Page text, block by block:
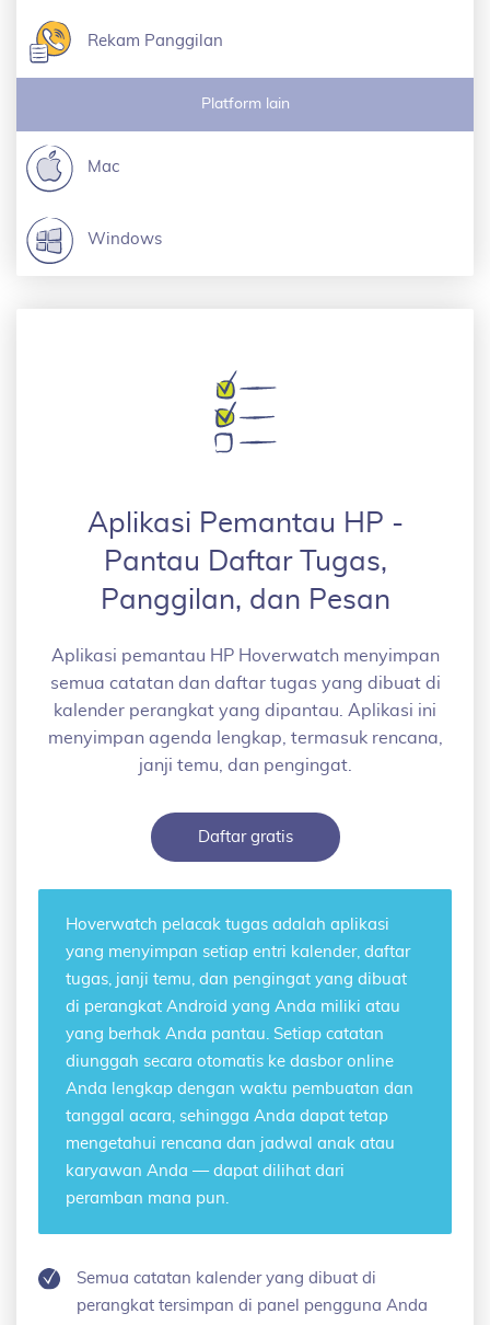
Rekam Panggilan
Platform lain
Mac
Windows
Aplikasi Pemantau HP -
Pantau Daftar Tugas,
Panggilan, dan Pesan
Aplikasi pemantau HP Hoverwatch menyimpan
semua catatan dan daftar tugas yang dibuat di
kalender perangkat yang dipantau. Aplikasi ini
menyimpan agenda lengkap, termasuk rencana,
janji temu, dan pengingat.
Daftar gratis
Hoverwatch pelacak tugas adalah aplikasi
yang menyimpan setiap entri kalender, daftar
tugas, janji temu, dan pengingat yang dibuat
di perangkat Android yang Anda miliki atau
yang berhak Anda pantau. Setiap catatan
diunggah secara otomatis ke dasbor online
Anda lengkap dengan waktu pembuatan dan
tanggal acara, sehingga Anda dapat tetap
mengetahui rencana dan jadwal anak atau
karyawan Anda — dapat dilihat dari
peramban mana pun.
Semua catatan kalender yang dibuat di
perangkat tersimpan di panel pengguna Anda